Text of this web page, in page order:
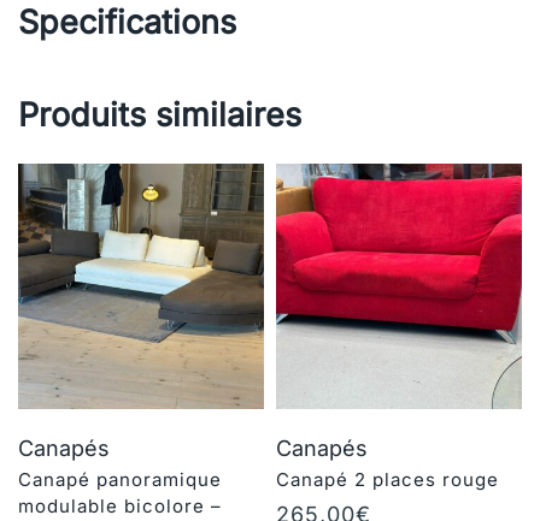
Specifications
Produits similaires
Canapés
Canapé panoramique
modulable bicolore –
Canapés
Canapé 2 places rouge
265,00€